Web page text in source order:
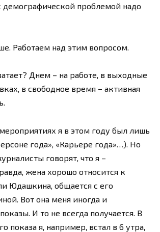
демографической проблемой надо
Работаем над этим вопросом.
Днем – на работе, в выходные
в свободное время – активная
я в этом году был лишь
года», «Карьере года»…). Но
говорят, что я –
жена хорошо относится к
Юдашкина, общается с его
Вот она меня иногда и
И то не всегда получается. В
показа я, например, встал в 6 утра,